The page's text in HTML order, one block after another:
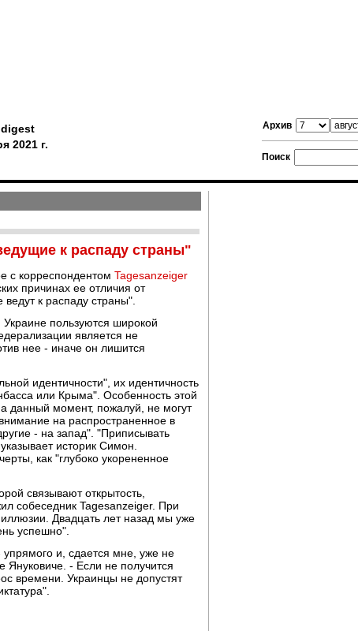
Архив
Поиск
2021 г.
к распаду страны"
с корреспондентом Tagesanzeiger
причинах ее отличия от
к распаду страны".
пользуются широкой
является не
нее - иначе он лишится
идентичности", их идентичность
или Крыма". Особенность этой
данный момент, пожалуй, не могут
на распространенное в
- на запад". "Приписывать
историк Симон.
как "глубоко укорененное
связывают открытость,
собеседник Tagesanzeiger. При
Двадцать лет назад мы уже
успешно".
упрямого и, сдается мне, уже не
Януковиче. - Если не получится
времени. Украинцы не допустят